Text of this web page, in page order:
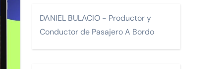
DANIEL BULACIO - Productor y
Conductor de Pasajero A Bordo